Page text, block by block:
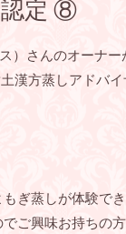
定 ⑧
）さんのオーナ
漢方蒸しアドバ
ぎ蒸しが体験で
ご興味お持ちの